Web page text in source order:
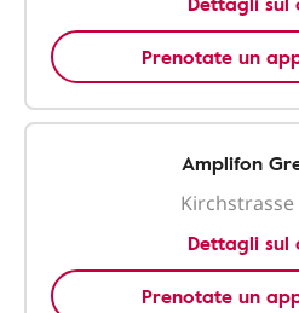
Prenotate un
Amplifon
Kirchstrasse
Dettagli sul
Prenotate un